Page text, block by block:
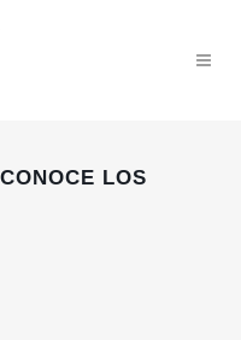
LOS